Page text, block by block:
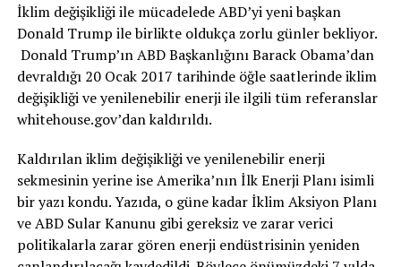
İklim değişikliği ile mücadelede ABD’yi yeni başkan
Donald Trump ile birlikte oldukça zorlu günler bekliyor.
Donald Trump’ın ABD Başkanlığını Barack Obama’dan
devraldığı 20 Ocak 2017 tarihinde öğle saatlerinde iklim
değişikliği ve yenilenebilir enerji ile ilgili tüm referanslar
whitehouse.gov’dan kaldırıldı.
Kaldırılan iklim değişikliği ve yenilenebilir enerji
sekmesinin yerine ise Amerika’nın İlk Enerji Planı isimli
bir yazı kondu. Yazıda, o güne kadar İklim Aksiyon Planı
ve ABD Sular Kanunu gibi gereksiz ve zarar verici
politikalarla zarar gören enerji endüstrisinin yeniden